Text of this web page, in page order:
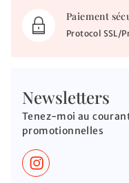
Paiement
Protocol SSL/
Newsletters
Tenez-moi au
promotionnelles